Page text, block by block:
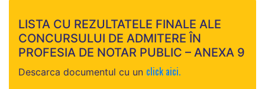
LISTA CU REZULTATELE FINALE ALE
CONCURSULUI DE ADMITERE ÎN
PROFESIA DE NOTAR PUBLIC – ANEXA 9
Descarca documentul cu un click aici.